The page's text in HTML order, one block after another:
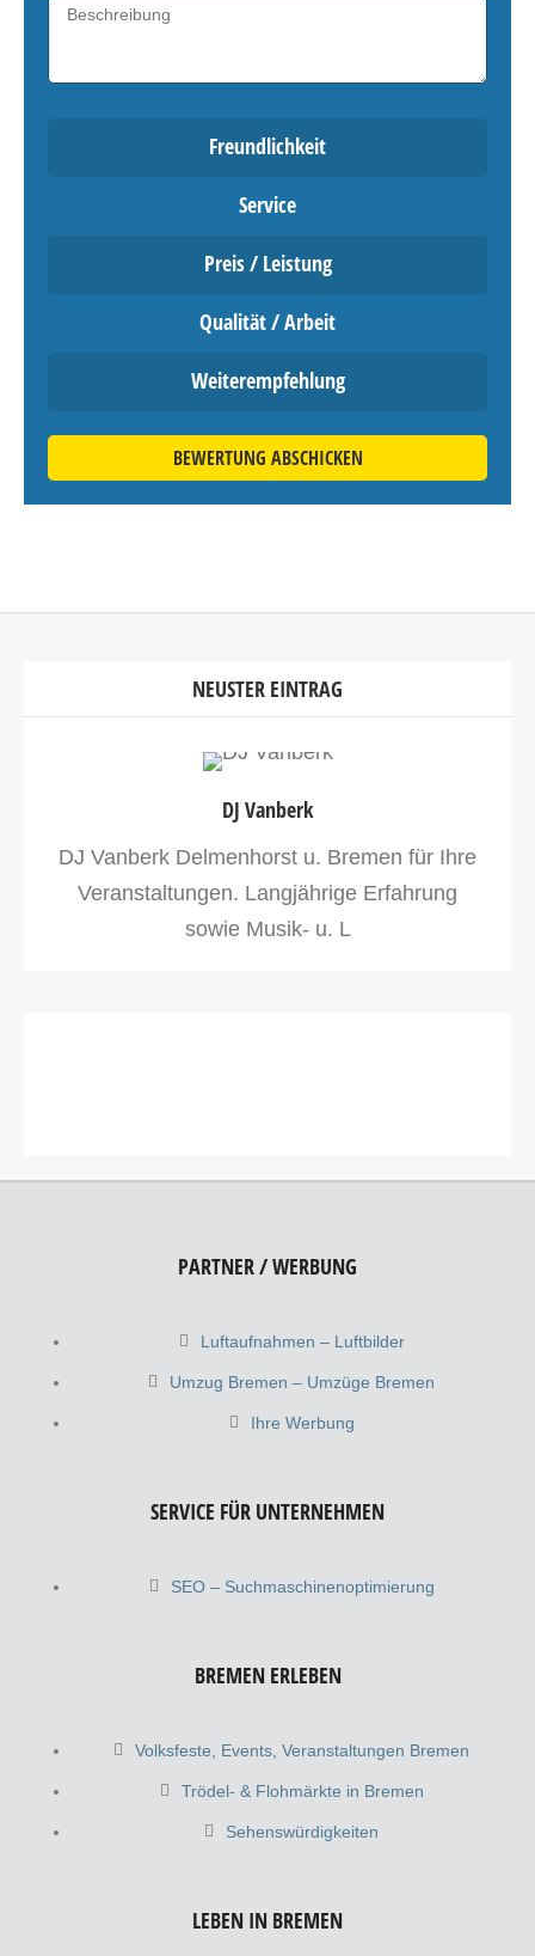
Freundlichkeit
Service
Preis / Leistung
Qualität / Arbeit
Weiterempfehlung
BEWERTUNG ABSCHICKEN
NEUSTER EINTRAG
DJ Vanberk
DJ Vanberk Delmenhorst u. Bremen für Ihre
Veranstaltungen. Langjährige Erfahrung
sowie Musik- u. L
PARTNER / WERBUNG
Luftaufnahmen – Luftbilder
Umzug Bremen – Umzüge Bremen
Ihre Werbung
SERVICE FÜR UNTERNEHMEN
SEO – Suchmaschinenoptimierung
BREMEN ERLEBEN
Volksfeste, Events, Veranstaltungen Bremen
Trödel- & Flohmärkte in Bremen
Sehenswürdigkeiten
LEBEN IN BREMEN